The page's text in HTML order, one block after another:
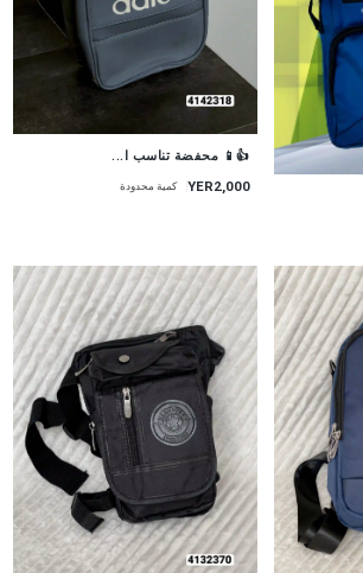
👍📱 محفضة تناسب ا...
YER2,000 كمية محدودة